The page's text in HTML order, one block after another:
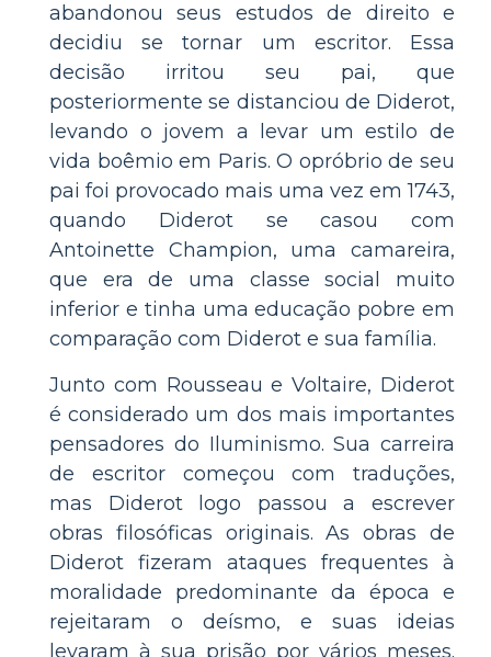
abandonou seus estudos de direito e
decidiu se tornar um escritor. Essa
decisão irritou seu pai, que
posteriormente se distanciou de Diderot,
levando o jovem a levar um estilo de
vida boêmio em Paris. O opróbrio de seu
pai foi provocado mais uma vez em 1743,
quando Diderot se casou com
Antoinette Champion, uma camareira,
que era de uma classe social muito
inferior e tinha uma educação pobre em
comparação com Diderot e sua família.
Junto com Rousseau e Voltaire, Diderot
é considerado um dos mais importantes
pensadores do Iluminismo. Sua carreira
de escritor começou com traduções,
mas Diderot logo passou a escrever
obras filosóficas originais. As obras de
Diderot fizeram ataques frequentes à
moralidade predominante da época e
rejeitaram o deísmo, e suas ideias
levaram à sua prisão por vários meses.